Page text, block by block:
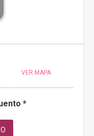
VER MAPA
*